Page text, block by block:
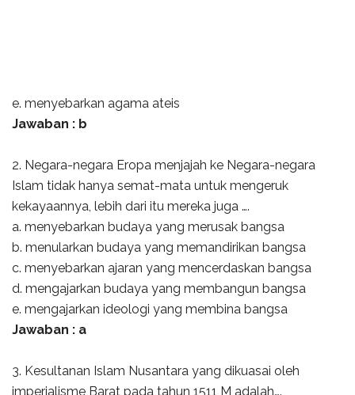
e. menyebarkan agama ateis
Jawaban : b
2. Negara-negara Eropa menjajah ke Negara-negara
Islam tidak hanya semat-mata untuk mengeruk
kekayaannya, lebih dari itu mereka juga ….
a. menyebarkan budaya yang merusak bangsa
b. menularkan budaya yang memandirikan bangsa
c. menyebarkan ajaran yang mencerdaskan bangsa
d. mengajarkan budaya yang membangun bangsa
e. mengajarkan ideologi yang membina bangsa
Jawaban : a
3. Kesultanan Islam Nusantara yang dikuasai oleh
imperialisme Barat pada tahun 1511 M adalah….